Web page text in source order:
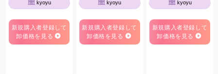
kyoyu
新規購入者登録して
卸価格を見る
kyoyu
新規購入者登録して
卸価格を見る
kyoyu
新規購入者登録して
卸価格を見る